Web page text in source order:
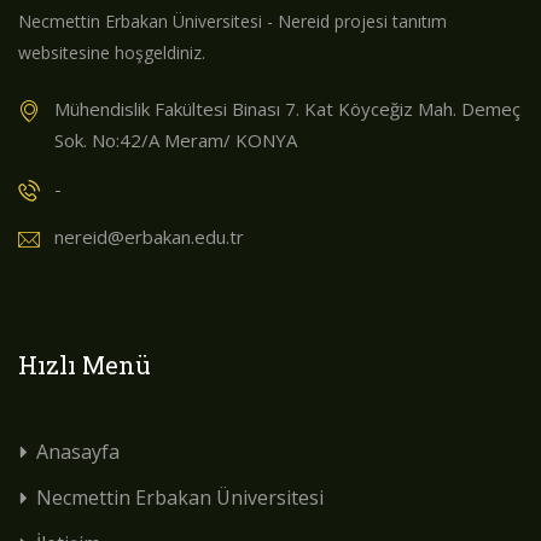
Necmettin Erbakan Üniversitesi - Nereid projesi tanıtım
websitesine hoşgeldiniz.
Mühendislik Fakültesi Binası 7. Kat Köyceğiz Mah. Demeç
Sok. No:42/A Meram/ KONYA
-
nereid@erbakan.edu.tr
Hızlı Menü
Anasayfa
Necmettin Erbakan Üniversitesi